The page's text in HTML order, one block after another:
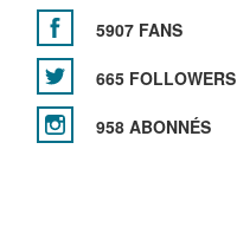
5907 FANS
665 FOLLOWERS
958 ABONNÉS